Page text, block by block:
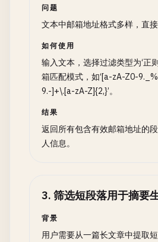
问题
文本中邮箱地址格式多样，直接
如何使用
输入文本，选择过滤类型为‘正
箱匹配模式，如‘[a-zA-Z0-
9.-]+\.[a-zA-Z]{2,}’。
结果
返回所有包含有效邮箱地址的
人信息。
3. 筛选短段落用于摘要
背景
用户需要从一篇长文章中提取短